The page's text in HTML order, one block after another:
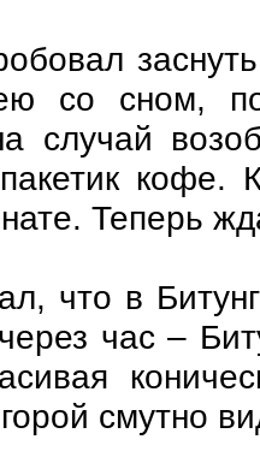
со сном,
случай
кофе.
Теперь
что в
час –
смутно